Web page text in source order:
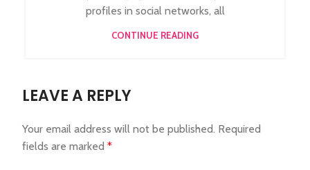
profiles in social networks, all
CONTINUE READING
LEAVE A REPLY
Your email address will not be published. Required
fields are marked *